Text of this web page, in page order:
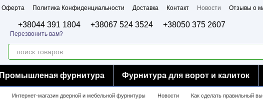
Оферта Политика Конфиденциальности Доставка Контакт Новости Отзывы о
+38044 391 1804 +38067 524 3524 +38050 375 2607
Перезвонить вам?
Промышленая фурнитура Фурнитура для ворот и калиток
Интернет-магазин дверной и мебельной фурнитуры Новости Как сделать правильный